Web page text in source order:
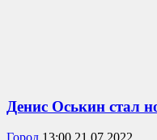
Денис Оськин стал